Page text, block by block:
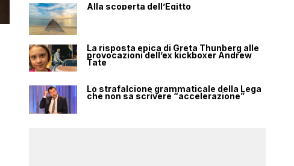
Alla scoperta dell’Egitto
La risposta epica di Greta Thunberg alle
provocazioni dell’ex kickboxer Andrew
Tate
Lo strafalcione grammaticale della Lega
che non sa scrivere “accelerazione”